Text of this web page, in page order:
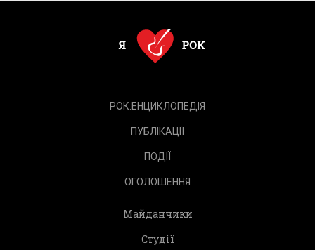
РОК.ЕНЦИКЛОПЕДІЯ
ПУБЛІКАЦІЇ
ПОДІЇ
ОГОЛОШЕННЯ
Майданчики
Студії